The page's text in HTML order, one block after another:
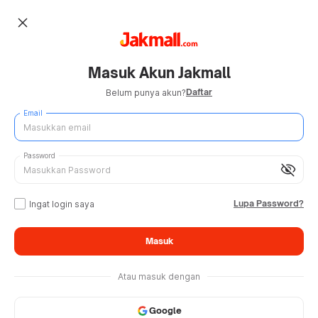
close
Masuk Akun Jakmall
Belum punya akun?Daftar
Email
visibility_off
Password
Ingat login saya Lupa Password?
Masuk
Atau masuk dengan
Google